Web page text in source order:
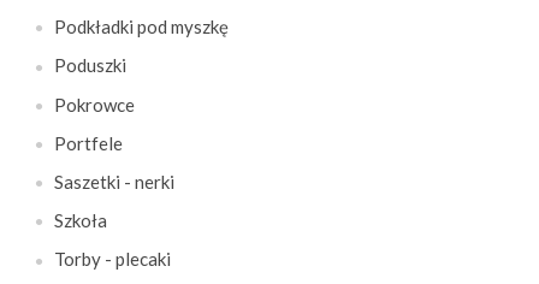
Podkładki pod myszkę
Poduszki
Pokrowce
Portfele
Saszetki - nerki
Szkoła
Torby - plecaki